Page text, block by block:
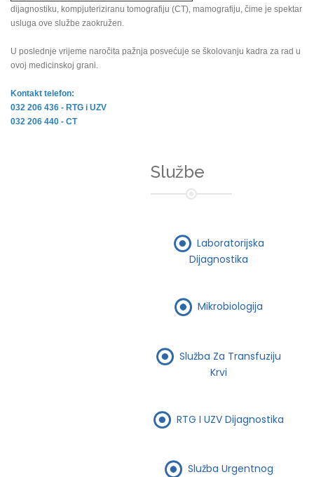
dijagnostiku, kompjuteriziranu tomografiju (CT), mamografiju, čime je spektar
usluga ove službe zaokružen.
U poslednje vrijeme naročita pažnja posvećuje se školovanju kadra za rad u
ovoj medicinskoj grani.
Kontakt telefon:
032 206 436 - RTG i UZV
032 206 440 - CT
Službe
Laboratorijska
Dijagnostika
Mikrobiologija
Služba Za Transfuziju
Krvi
RTG I UZV Dijagnostika
Služba Urgentnog